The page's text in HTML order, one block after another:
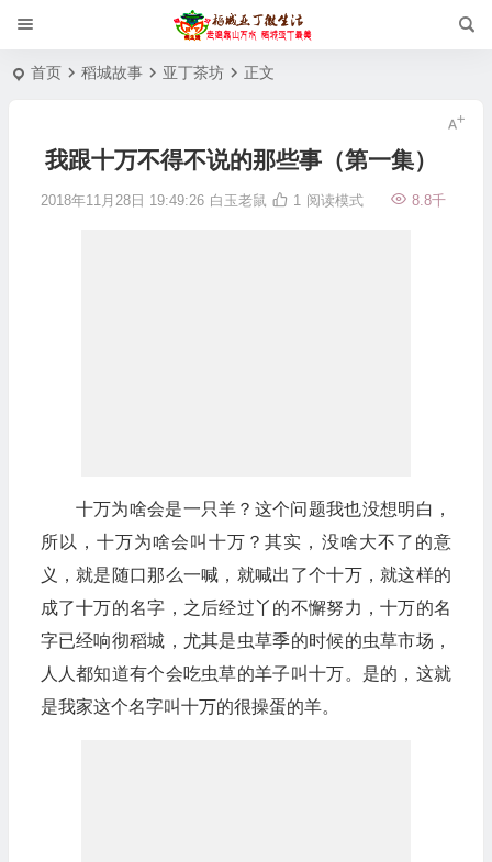
首页 稻城故事 亚丁茶坊 正文
我跟十万不得不说的那些事（第一集）
2018年11月28日 19:49:26 白玉老鼠 8.8千
1 阅读模式
十万为啥会是一只羊？这个问题我也没想明白，
所以，十万为啥会叫十万？其实，没啥大不了的意
义，就是随口那么一喊，就喊出了个十万，就这样的
成了十万的名字，之后经过丫的不懈努力，十万的名
字已经响彻稻城，尤其是虫草季的时候的虫草市场，
人人都知道有个会吃虫草的羊子叫十万。是的，这就
是我家这个名字叫十万的很操蛋的羊。